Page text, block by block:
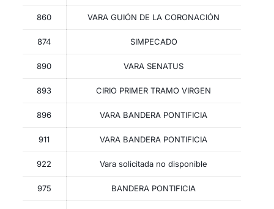
860 VARA GUIÓN DE LA CORONACIÓN
874 SIMPECADO
890 VARA SENATUS
893 CIRIO PRIMER TRAMO VIRGEN
896 VARA BANDERA PONTIFICIA
911 VARA BANDERA PONTIFICIA
922 Vara solicitada no disponible
975 BANDERA PONTIFICIA